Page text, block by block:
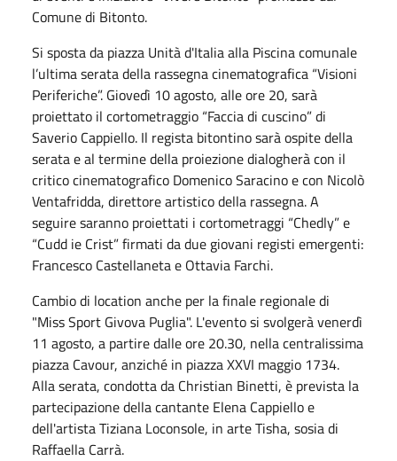
Comune di Bitonto.
Si sposta da piazza Unità d'Italia alla Piscina comunale
l’ultima serata della rassegna cinematografica “Visioni
Periferiche”. Giovedì 10 agosto, alle ore 20, sarà
proiettato il cortometraggio “Faccia di cuscino” di
Saverio Cappiello. Il regista bitontino sarà ospite della
serata e al termine della proiezione dialogherà con il
critico cinematografico Domenico Saracino e con Nicolò
Ventafridda, direttore artistico della rassegna. A
seguire saranno proiettati i cortometraggi “Chedly” e
“Cudd ie Crist” firmati da due giovani registi emergenti:
Francesco Castellaneta e Ottavia Farchi.
Cambio di location anche per la finale regionale di
"Miss Sport Givova Puglia". L'evento si svolgerà venerdì
11 agosto, a partire dalle ore 20.30, nella centralissima
piazza Cavour, anziché in piazza XXVI maggio 1734.
Alla serata, condotta da Christian Binetti, è prevista la
partecipazione della cantante Elena Cappiello e
dell'artista Tiziana Loconsole, in arte Tisha, sosia di
Raffaella Carrà.